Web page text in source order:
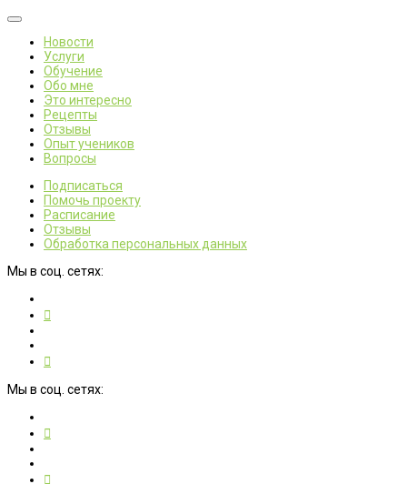
Новости
Услуги
Обучение
Обо мне
Это интересно
Рецепты
Отзывы
Опыт учеников
Вопросы
Подписаться
Помочь проекту
Расписание
Отзывы
Обработка персональных данных
Мы в соц. сетях:
Мы в соц. сетях: